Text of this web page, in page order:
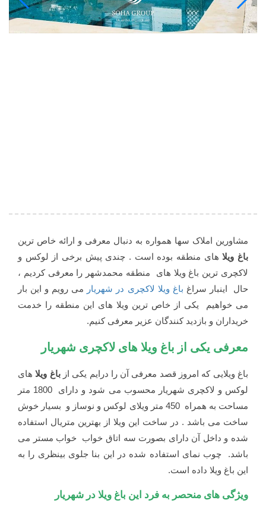
مشاورین املاک سها همواره به دنبال معرفی و ارائه خاص ترین
باغ ویلاهای منطقه بوده است . چندی پیش برخی از لوکس و
لاکچری ترین باغ ویلا های منطقه محمدشهر را معرفی کردیم ،
حال اینبار سراغ باغ ویلا لاکچری در شهریار می رویم و این بار
می خواهیم یکی از خاص ترین ویلا های این منطقه را خدمت
خریداران و بازدید کنندگان عزیر معرفی کنیم.
معرفی یکی از باغ ویلا های لاکچری شهریار
باغ ویلایی که امروز قصد معرفی آن را درایم یکی ازباغ ویلاهای
لوکس و لاکچری شهریار محسوب می شود و دارای 1800 متر
مساحت به همراه 450 متر ویلای لوکس و نوساز و بسیار خوش
ساخت می باشد . در ساخت این ویلا از بهترین متریال استفاده
شده و داخل آن دارای بصورت سه اتاق خواب خواب مستر می
باشد. چوب نمای استفاده شده در این بنا جلوی بینظری را به
این باغ ویلا داده است.
ویژگی های منحصر به فرد این باغ ویلا در شهریار